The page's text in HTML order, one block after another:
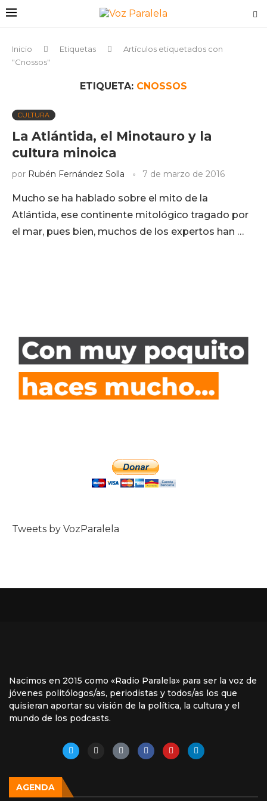
Inicio Etiquetas
Artículos etiquetados con
"Cnossos"
ETIQUETA: CNOSSOS
CULTURA
La Atlántida, el Minotauro y la
cultura minoica
por Rubén Fernández Solla 7 de marzo de 2016
Mucho se ha hablado sobre el mito de la
Atlántida, ese continente mitológico tragado por
el mar, pues bien, muchos de los expertos han …
Tweets by VozParalela
Nacimos en 2015 como «Radio Paralela» para ser la voz de
jóvenes politólogos/as, periodistas y todos/as los que
quisieran aportar su visión de la política, la cultura y el
mundo de los podcasts.
AGENDA